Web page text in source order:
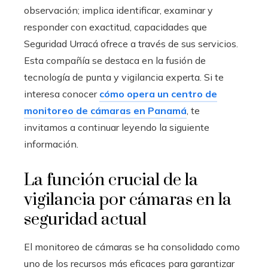
observación; implica identificar, examinar y
responder con exactitud, capacidades que
Seguridad Urracá ofrece a través de sus servicios.
Esta compañía se destaca en la fusión de
tecnología de punta y vigilancia experta. Si te
interesa conocer cómo opera un centro de
monitoreo de cámaras en Panamá , te
invitamos a continuar leyendo la siguiente
información.
La función crucial de la
vigilancia por cámaras en la
seguridad actual
El monitoreo de cámaras se ha consolidado como
uno de los recursos más eficaces para garantizar